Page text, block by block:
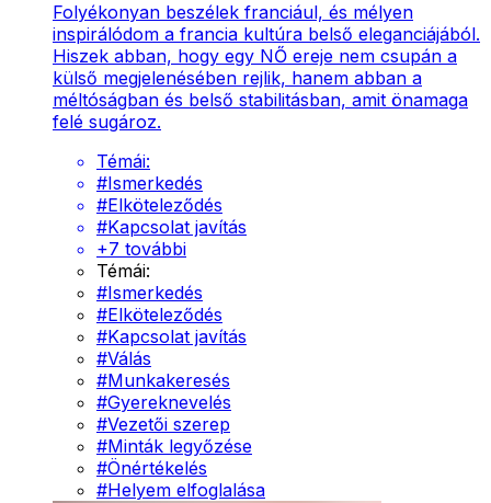
Folyékonyan beszélek franciául, és mélyen
inspirálódom a francia kultúra belső eleganciájából.
Hiszek abban, hogy egy NŐ ereje nem csupán a
külső megjelenésében rejlik, hanem abban a
méltóságban és belső stabilitásban, amit önamaga
felé sugároz.
Témái:
#Ismerkedés
#Elköteleződés
#Kapcsolat javítás
+7 további
Témái:
#Ismerkedés
#Elköteleződés
#Kapcsolat javítás
#Válás
#Munkakeresés
#Gyereknevelés
#Vezetői szerep
#Minták legyőzése
#Önértékelés
#Helyem elfoglalása